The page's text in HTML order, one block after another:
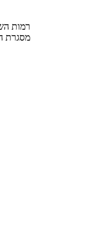
רמות
מסגרת